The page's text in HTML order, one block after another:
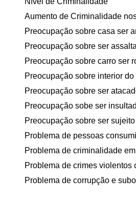
Aumento de Criminalidade
Preocupação sobre casa ser
Preocupação sobre ser
Preocupação sobre carro ser
Preocupação sobre interior
Preocupação sobre ser
Preocupação sobe ser
Preocupação sobre ser
Problema de pessoas
Problema de criminalidade
Problema de crimes violentos
Problema de corrupção e